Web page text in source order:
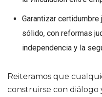
Garantizar
sólido, con reformas
independencia y la
Reiteramos que
construirse con diálogo